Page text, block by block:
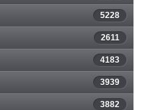
5228
2611
4183
3939
3882